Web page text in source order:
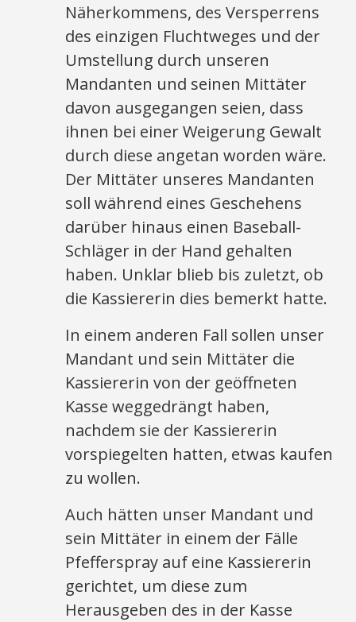
Näherkommens, des Versperrens
des einzigen Fluchtweges und der
Umstellung durch unseren
Mandanten und seinen Mittäter
davon ausgegangen seien, dass
ihnen bei einer Weigerung Gewalt
durch diese angetan worden wäre.
Der Mittäter unseres Mandanten
soll während eines Geschehens
darüber hinaus einen Baseball-
Schläger in der Hand gehalten
haben. Unklar blieb bis zuletzt, ob
die Kassiererin dies bemerkt hatte.
In einem anderen Fall sollen unser
Mandant und sein Mittäter die
Kassiererin von der geöffneten
Kasse weggedrängt haben,
nachdem sie der Kassiererin
vorspiegelten hatten, etwas kaufen
zu wollen.
Auch hätten unser Mandant und
sein Mittäter in einem der Fälle
Pfefferspray auf eine Kassiererin
gerichtet, um diese zum
Herausgeben des in der Kasse